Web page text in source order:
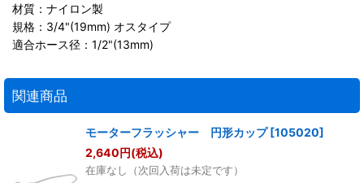
材質：ナイロン製
規格：3/4"(19mm) オスタイプ
適合ホース径：1/2"(13mm)
関連商品
モーターフラッシャー 円形カップ [105020]
2,640円(税込)
在庫なし（次回入荷は未定です）